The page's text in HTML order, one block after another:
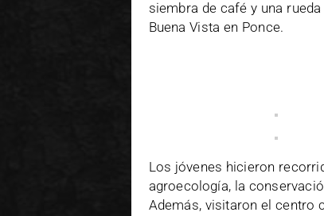
siembra de café y una
Buena Vista en Ponce.
Los jóvenes hicieron
agroecología, la
Además, visitaron el centro